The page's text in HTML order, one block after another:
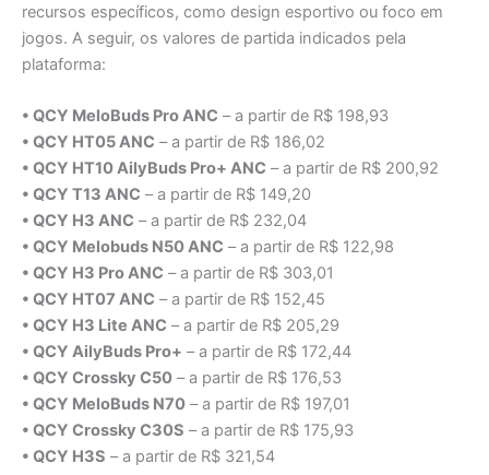
recursos específicos, como design esportivo ou foco em
jogos. A seguir, os valores de partida indicados pela
plataforma:
• QCY MeloBuds Pro ANC – a partir de R$ 198,93
• QCY HT05 ANC – a partir de R$ 186,02
• QCY HT10 AilyBuds Pro+ ANC – a partir de R$ 200,92
• QCY T13 ANC – a partir de R$ 149,20
• QCY H3 ANC – a partir de R$ 232,04
• QCY Melobuds N50 ANC – a partir de R$ 122,98
• QCY H3 Pro ANC – a partir de R$ 303,01
• QCY HT07 ANC – a partir de R$ 152,45
• QCY H3 Lite ANC – a partir de R$ 205,29
• QCY AilyBuds Pro+ – a partir de R$ 172,44
• QCY Crossky C50 – a partir de R$ 176,53
• QCY MeloBuds N70 – a partir de R$ 197,01
• QCY Crossky C30S – a partir de R$ 175,93
• QCY H3S – a partir de R$ 321,54